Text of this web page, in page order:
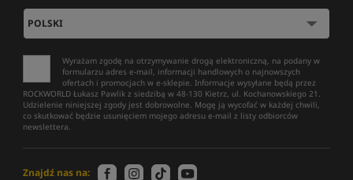
Wyrażam zgodę na otrzymywanie drogą elektroniczną, na podany w
formularzu adres e-mail, informacji handlowych o najnowszych
ofertach i promocjach w e-sklepie. Informacje wysyłane będą przez
ROCKWORLD Łukasz Pawlik z siedzibą w 48-130 Kietrz, ul. Kochanowskiego 21.
Udzielenie niniejszej zgody jest dobrowolne. Mogę ją wycofać w każdej chwili,
co skutkować będzie usunięciem mojego adresu e-mail z listy odbiorców
newslettera.
Znajdź nas na: